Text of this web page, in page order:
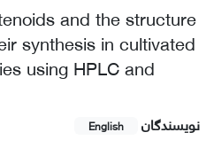
and the structure
synthesis in cultivated
using HPLC and
نویسندگان English